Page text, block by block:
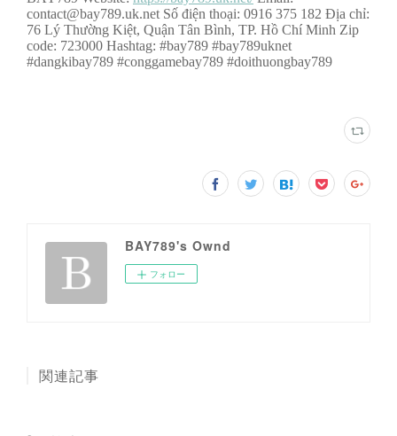
BAY789's Ownd
フォロー
関連記事